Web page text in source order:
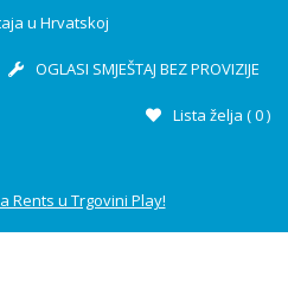
u Hrvatskoj
OGLASI SMJEŠTAJ BEZ PROVIZIJE
Lista želja (0)
Rents u Trgovini Play!